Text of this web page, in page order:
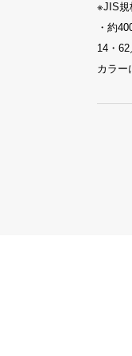
※JIS規
・約
14・
カラー